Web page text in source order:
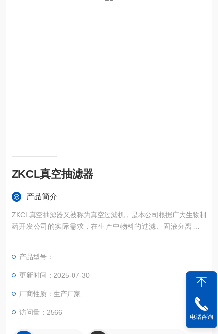
ZKCL真空抽滤器
产品简介
ZKCL真空抽滤器又被称为真空过滤机，是本公司根据广大生物制
药开发公司的实际需求，在生产中物料的过滤、固液分离等用
途。产品具有耐腐蚀性强、强度高、重量轻、外观漂亮、安装维
产品型号：
更新时间：2025-07-30
厂商性质：生产厂家
访问量：2566
电话咨询